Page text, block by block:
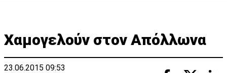
Χαμογελούν στον Απόλλωνα
23.06.2015 09:53